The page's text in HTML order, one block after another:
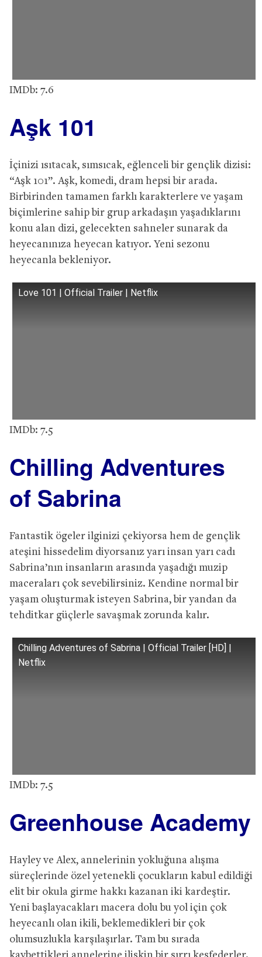
IMDb: 7.6
Aşk 101
İçinizi ısıtacak, sımsıcak, eğlenceli bir gençlik dizisi:
“Aşk 101”. Aşk, komedi, dram hepsi bir arada.
Birbirinden tamamen farklı karakterlere ve yaşam
biçimlerine sahip bir grup arkadaşın yaşadıklarını
konu alan dizi, gelecekten sahneler sunarak da
heyecanınıza heyecan katıyor. Yeni sezonu
heyecanla bekleniyor.
Love 101 | Official Trailer | Netflix
IMDb: 7.5
Chilling Adventures
of Sabrina
Fantastik ögeler ilginizi çekiyorsa hem de gençlik
ateşini hissedelim diyorsanız yarı insan yarı cadı
Sabrina’nın insanların arasında yaşadığı muzip
maceraları çok sevebilirsiniz. Kendine normal bir
yaşam oluşturmak isteyen Sabrina, bir yandan da
tehditkar güçlerle savaşmak zorunda kalır.
Chilling Adventures of Sabrina | Official Trailer [HD] |
Netflix
IMDb: 7.5
Greenhouse Academy
Hayley ve Alex, annelerinin yokluğuna alışma
süreçlerinde özel yetenekli çocukların kabul edildiği
elit bir okula girme hakkı kazanan iki kardeştir.
Yeni başlayacakları macera dolu bu yol için çok
heyecanlı olan ikili, beklemedikleri bir çok
olumsuzlukla karşılaşırlar. Tam bu sırada